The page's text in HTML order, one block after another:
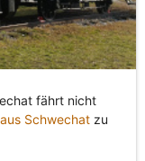
fährt nicht
Schwechatzu